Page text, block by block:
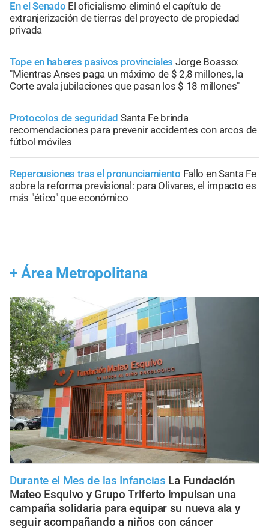
En el Senado El oficialismo eliminó el capítulo de
extranjerización de tierras del proyecto de propiedad
privada
Tope en haberes pasivos provinciales Jorge Boasso:
"Mientras Anses paga un máximo de $ 2,8 millones, la
Corte avala jubilaciones que pasan los $ 18 millones"
Protocolos de seguridad Santa Fe brinda
recomendaciones para prevenir accidentes con arcos de
fútbol móviles
Repercusiones tras el pronunciamiento Fallo en Santa Fe
sobre la reforma previsional: para Olivares, el impacto es
más "ético" que económico
+ Área Metropolitana
Durante el Mes de las Infancias La Fundación
Mateo Esquivo y Grupo Triferto impulsan una
campaña solidaria para equipar su nueva ala y
seguir acompañando a niños con cáncer